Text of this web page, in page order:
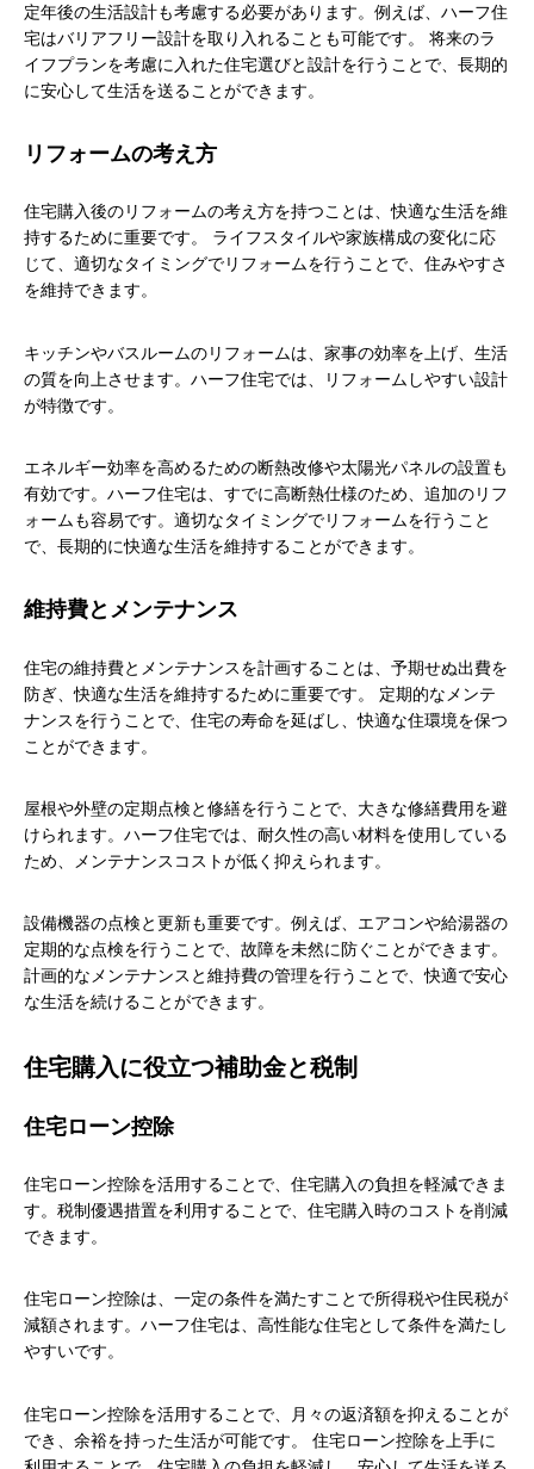
定年後の生活設計も考慮する必要があります。例えば、ハーフ住
宅はバリアフリー設計を取り入れることも可能です。 将来のラ
イフプランを考慮に入れた住宅選びと設計を行うことで、長期的
に安心して生活を送ることができます。
リフォームの考え方
住宅購入後のリフォームの考え方を持つことは、快適な生活を維
持するために重要です。 ライフスタイルや家族構成の変化に応
じて、適切なタイミングでリフォームを行うことで、住みやすさ
を維持できます。
キッチンやバスルームのリフォームは、家事の効率を上げ、生活
の質を向上させます。ハーフ住宅では、リフォームしやすい設計
が特徴です。
エネルギー効率を高めるための断熱改修や太陽光パネルの設置も
有効です。ハーフ住宅は、すでに高断熱仕様のため、追加のリフ
ォームも容易です。適切なタイミングでリフォームを行うこと
で、長期的に快適な生活を維持することができます。
維持費とメンテナンス
住宅の維持費とメンテナンスを計画することは、予期せぬ出費を
防ぎ、快適な生活を維持するために重要です。 定期的なメンテ
ナンスを行うことで、住宅の寿命を延ばし、快適な住環境を保つ
ことができます。
屋根や外壁の定期点検と修繕を行うことで、大きな修繕費用を避
けられます。ハーフ住宅では、耐久性の高い材料を使用している
ため、メンテナンスコストが低く抑えられます。
設備機器の点検と更新も重要です。例えば、エアコンや給湯器の
定期的な点検を行うことで、故障を未然に防ぐことができます。
計画的なメンテナンスと維持費の管理を行うことで、快適で安心
な生活を続けることができます。
住宅購入に役立つ補助金と税制
住宅ローン控除
住宅ローン控除を活用することで、住宅購入の負担を軽減できま
す。税制優遇措置を利用することで、住宅購入時のコストを削減
できます。
住宅ローン控除は、一定の条件を満たすことで所得税や住民税が
減額されます。ハーフ住宅は、高性能な住宅として条件を満たし
やすいです。
住宅ローン控除を活用することで、月々の返済額を抑えることが
でき、余裕を持った生活が可能です。 住宅ローン控除を上手に